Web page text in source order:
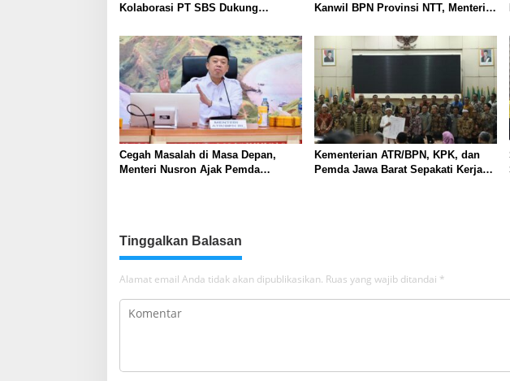
Kolaborasi PT SBS Dukung
Tambang
Kanwil BPN Provinsi NTT, Menteri
Masyarakat
Cegah Masalah di Masa Depan,
Menteri Nusron Ajak Pemda
Kementerian ATR/BPN, KPK, dan
Pemda Jawa Barat Sepakati Kerja
Tinggalkan Balasan
Alamat email Anda tidak akan dipublikasikan. Ruas yang wajib ditandai *